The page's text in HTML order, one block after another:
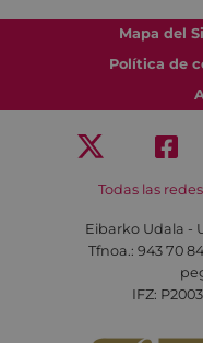
Mapa del
Política de
Todas las
Eibarko Udala -
Tfnoa.: 943 70
IFZ: